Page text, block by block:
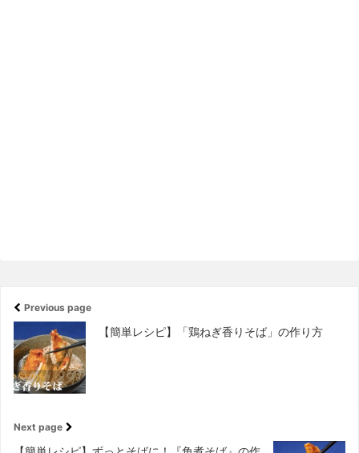
Previous page
【簡単レシピ】「鶏ねぎ香りそば」の作り方
Next page